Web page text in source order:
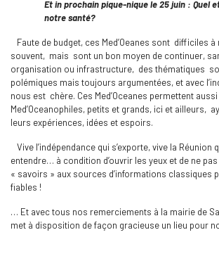
Et in prochain pique-nique le 25 juin : Quel
notre santé?
Faute de budget, ces Med’Oeanes sont difficiles
souvent, mais sont un bon moyen de continuer,
organisation ou infrastructure, des thématiques
polémiques mais toujours argumentées, et avec
nous est chère. Ces Med’Oceanes permettent
Med’Oceanophiles, petits et grands, ici et ailleurs,
leurs expériences, idées et espoirs.
Vive l’indépendance qui s’exporte, vive la Réunion
entendre… à condition d’ouvrir les yeux et de ne
« savoirs » aux sources d’informations classiques
fiables !
… Et avec tous nos remerciements à la mairie de
met à disposition de façon gracieuse un lieu pour